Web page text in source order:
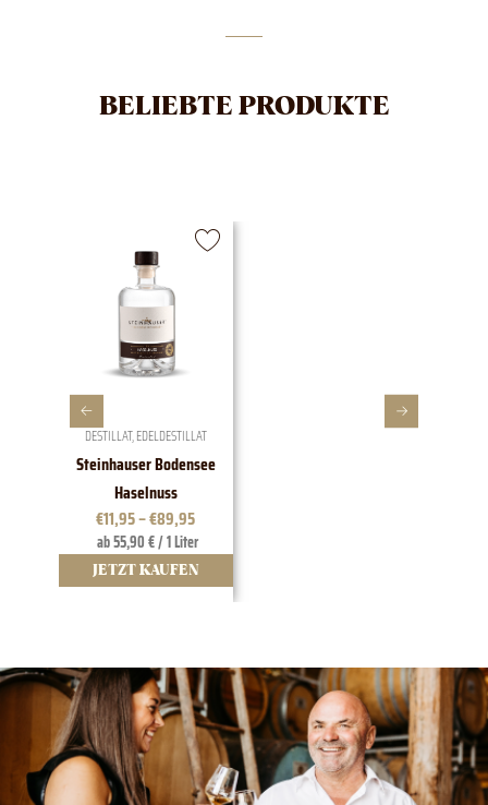
BELIEBTE PRODUKTE
DESTILLAT,EDELDESTILLAT
Steinhauser Bodensee
Haselnuss
€11,95–€89,95
ab 55,90 € / 1 Liter
JETZT KAUFEN